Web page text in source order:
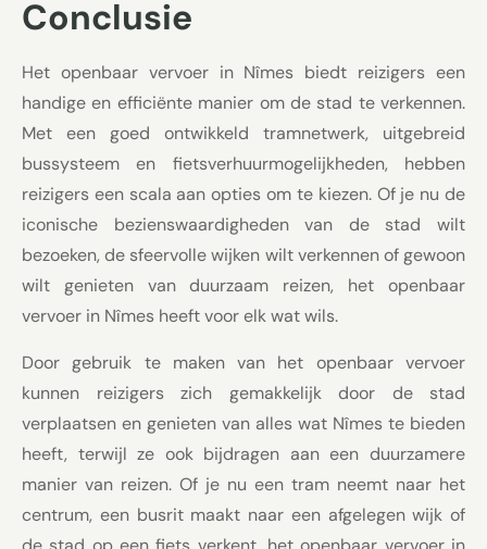
Conclusie
Het openbaar vervoer in Nîmes biedt reizigers een
handige en efficiënte manier om de stad te verkennen.
Met een goed ontwikkeld tramnetwerk, uitgebreid
bussysteem en fietsverhuurmogelijkheden, hebben
reizigers een scala aan opties om te kiezen. Of je nu de
iconische bezienswaardigheden van de stad wilt
bezoeken, de sfeervolle wijken wilt verkennen of gewoon
wilt genieten van duurzaam reizen, het openbaar
vervoer in Nîmes heeft voor elk wat wils.
Door gebruik te maken van het openbaar vervoer
kunnen reizigers zich gemakkelijk door de stad
verplaatsen en genieten van alles wat Nîmes te bieden
heeft, terwijl ze ook bijdragen aan een duurzamere
manier van reizen. Of je nu een tram neemt naar het
centrum, een busrit maakt naar een afgelegen wijk of